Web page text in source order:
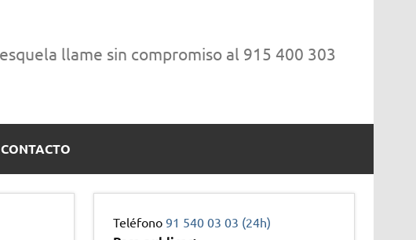
llame sin compromiso al 915 400 303
CONTACTO
Teléfono91 540 03 03 (24h)